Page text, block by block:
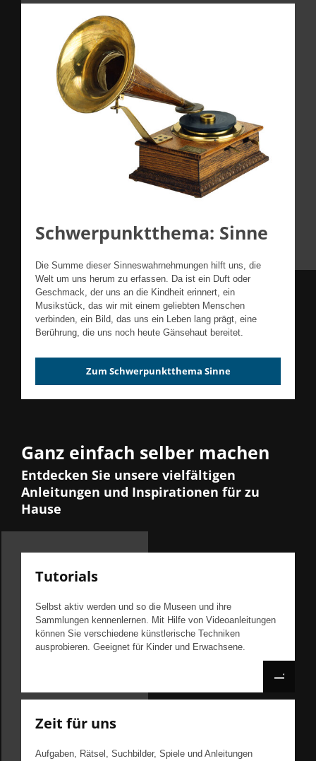
Schwerpunktthema: Sinne
Die Summe dieser Sinneswahrnehmungen hilft uns, die
Welt um uns herum zu erfassen. Da ist ein Duft oder
Geschmack, der uns an die Kindheit erinnert, ein
Musikstück, das wir mit einem geliebten Menschen
verbinden, ein Bild, das uns ein Leben lang prägt, eine
Berührung, die uns noch heute Gänsehaut bereitet.
Zum Schwerpunktthema Sinne
Ganz einfach selber machen
Entdecken Sie unsere vielfältigen
Anleitungen und Inspirationen für zu
Hause
Tutorials
Selbst aktiv werden und so die Museen und ihre
Sammlungen kennenlernen. Mit Hilfe von Videoanleitungen
können Sie verschiedene künstlerische Techniken
ausprobieren. Geeignet für Kinder und Erwachsene.
Zeit für uns
Aufgaben, Rätsel, Suchbilder, Spiele und Anleitungen